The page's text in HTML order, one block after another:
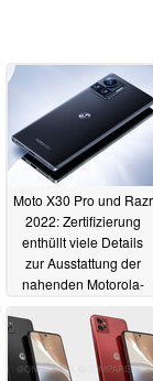
Moto X30 Pro und Razr
2022: Zertifizierung
enthüllt viele Details
zur Ausstattung der
nahenden Motorola-
Flaggschiffe29.07.2022